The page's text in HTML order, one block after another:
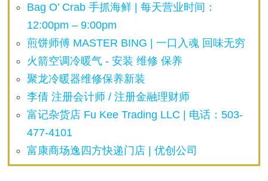
Bag O’ Crab 手抓海鲜 | 每天营业时间：
12:00pm – 9:00pm
煎饼师傅 MASTER BING | 一口入魂 回味无穷
火箭空调冷暖气 - 安装 维修 保养
聚龙冷暖器维修保养新装
李倩 注册会计师 / 注册金融理财师
富记杂货店 Fu Kee Trading LLC | 电话：503-
477-4101
富康商场逸四方快递门店 | 优创公司